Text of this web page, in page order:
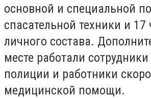
основной и специальной
спасательной техники и 17
личного состава.
месте работали
полиции и работники
медицинской помощи.